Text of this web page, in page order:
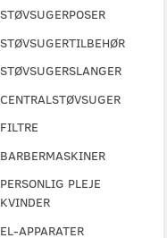
STØVSUGERPOSER
STØVSUGERTILBEHØR
STØVSUGERSLANGER
CENTRALSTØVSUGER
FILTRE
BARBERMASKINER
PERSONLIG PLEJE
KVINDER
EL-APPARATER